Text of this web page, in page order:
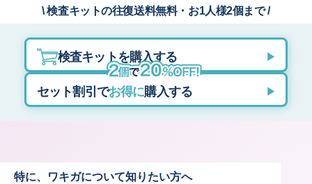
\ 検査キットの往復送料無料・お1人様2個まで /
検査キットを購入する ▶
セット割引でお得に購入する ▶
特に、 ワキガについて知りたい方へ